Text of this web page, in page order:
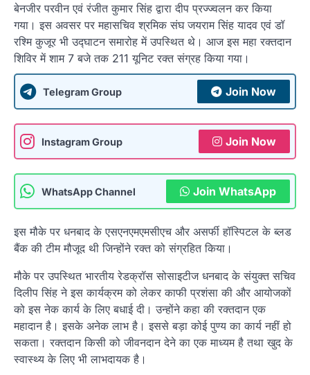
बेनजीर परवीन एवं रंजीत कुमार सिंह द्वारा दीप प्रज्ज्वलन कर किया
गया। इस अवसर पर महासचिव श्रमिक संघ जयराम सिंह यादव एवं डॉ
रश्मि कुजूर भी उद्घाटन समारोह में उपस्थित थे। आज इस महा रक्तदान
शिविर में शाम 7 बजे तक 211 यूनिट रक्त संग्रह किया गया।
Telegram Group Join Now
Instagram Group Join Now
WhatsApp Channel Join WhatsApp
इस मौके पर धनबाद के एसएनएमएमसीएच और असर्फी हॉस्पिटल के ब्लड
बैंक की टीम मौजूद थी जिन्होंने रक्त को संग्रहित किया।
मौके पर उपस्थित भारतीय रेडक्रॉस सोसाइटीज धनबाद के संयुक्त सचिव
दिलीप सिंह ने इस कार्यक्रम को लेकर काफी प्रशंसा की और आयोजकों
को इस नेक कार्य के लिए बधाई दी। उन्होंने कहा की रक्तदान एक
महादान है। इसके अनेक लाभ है। इससे बड़ा कोई पुण्य का कार्य नहीं हो
सकता। रक्तदान किसी को जीवनदान देने का एक माध्यम है तथा खुद के
स्वास्थ्य के लिए भी लाभदायक है।